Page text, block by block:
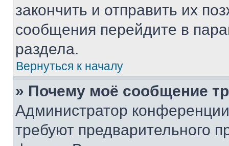
закончить и отправить их
сообщения перейдите в
раздела.
Вернуться к началу
» Почему моё сообщение
Администратор
требуют предварительного